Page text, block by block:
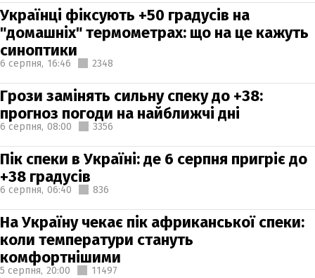
Українці фіксують +50 градусів на
"домашніх" термометрах: що на це кажуть
синоптики
6 серпня, 16:46 2348
Грози замінять сильну спеку до +38:
прогноз погоди на найближчі дні
6 серпня, 08:00 3356
Пік спеки в Україні: де 6 серпня пригріє до
+38 градусів
6 серпня, 06:40 836
На Україну чекає пік африканської спеки:
коли температури стануть
комфортнішими
5 серпня, 20:00 11497